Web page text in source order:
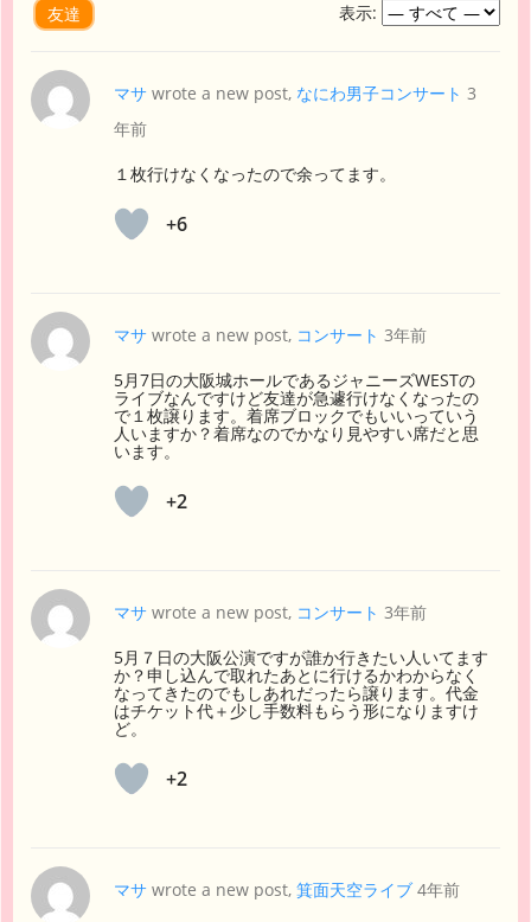
友達
表示:
マサ wrote a new post, なにわ男子コンサート 3
年前
１枚行けなくなったので余ってます。
+6
マサ wrote a new post, コンサート 3年前
5月7日の大阪城ホールであるジャニーズWESTの
ライブなんですけど友達が急遽行けなくなったの
で１枚譲ります。着席ブロックでもいいっていう
人いますか？着席なのでかなり見やすい席だと思
います。
+2
マサ wrote a new post, コンサート 3年前
5月７日の大阪公演ですが誰か行きたい人いてます
か？申し込んで取れたあとに行けるかわからなく
なってきたのでもしあれだったら譲ります。代金
はチケット代＋少し手数料もらう形になりますけ
ど。
+2
マサ wrote a new post, 箕面天空ライブ 4年前